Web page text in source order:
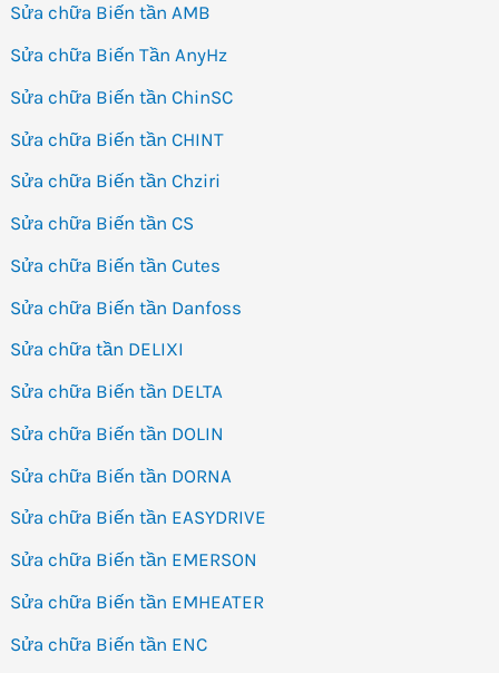
Sửa chữa Biến tần AMB
Sửa chữa Biến Tần AnyHz
Sửa chữa Biến tần ChinSC
Sửa chữa Biến tần CHINT
Sửa chữa Biến tần Chziri
Sửa chữa Biến tần CS
Sửa chữa Biến tần Cutes
Sửa chữa Biến tần Danfoss
Sửa chữa tần DELIXI
Sửa chữa Biến tần DELTA
Sửa chữa Biến tần DOLIN
Sửa chữa Biến tần DORNA
Sửa chữa Biến tần EASYDRIVE
Sửa chữa Biến tần EMERSON
Sửa chữa Biến tần EMHEATER
Sửa chữa Biến tần ENC